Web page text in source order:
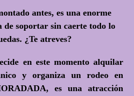
antes, es una enorme
de soportar sin caerte todo lo
¿Te atreves?
en este momento alquilar
y organiza un rodeo en
es una atracción